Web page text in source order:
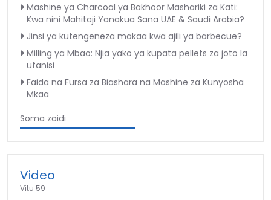
Mashine ya Charcoal ya Bakhoor Mashariki za Kati:
Kwa nini Mahitaji Yanakua Sana UAE & Saudi Arabia?
Jinsi ya kutengeneza makaa kwa ajili ya barbecue?
Milling ya Mbao: Njia yako ya kupata pellets za joto la
ufanisi
Faida na Fursa za Biashara na Mashine za Kunyosha
Mkaa
Soma zaidi
Video
Vitu 59